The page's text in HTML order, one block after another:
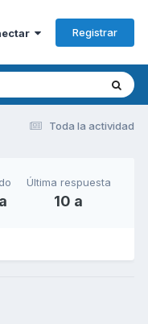
Registrar
Toda la actividad
Última respuesta
10 a